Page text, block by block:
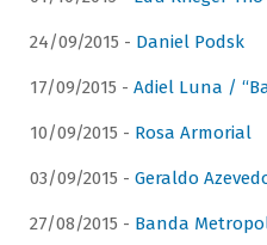
24/09/2015 - Daniel Podsk
17/09/2015 - Adiel Luna /
10/09/2015 - Rosa Armorial
03/09/2015 - Geraldo
27/08/2015 - Banda